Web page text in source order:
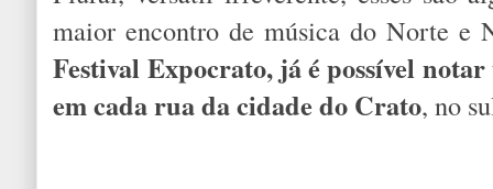
maior encontro de música do Norte e
Festival Expocrato, já é possível
em cada rua da cidade do Crato, no